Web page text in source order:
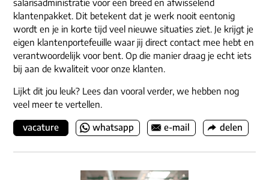
salarisadministratie voor een breed en afwisselend
klantenpakket. Dit betekent dat je werk nooit eentonig
wordt en je in korte tijd veel nieuwe situaties ziet. Je krijgt je
eigen klantenportefeuille waar jij direct contact mee hebt en
verantwoordelijk voor bent. Op die manier draag je echt iets
bij aan de kwaliteit voor onze klanten.
Lijkt dit jou leuk? Lees dan vooral verder, we hebben nog
veel meer te vertellen.
vacature whatsapp e-mail delen